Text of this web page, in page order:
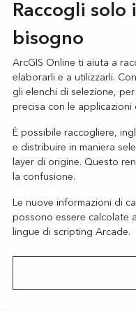
Raccogli
bisogno
ArcGIS Online ti aiuta a
elaborarli e a utilizzarli.
gli elenchi di selezione,
precisa con le applicazioni
È possibile raccogliere,
e distribuire in maniera
layer di origine. Questo
la confusione.
Le nuove informazioni di
possono essere calcolate
lingue di scripting Arcade.